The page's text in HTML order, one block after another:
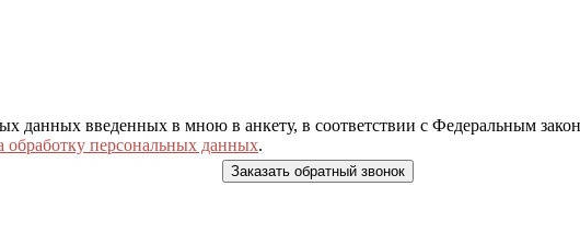
данных введенных в мною в анкету, в соответствии с Федеральным
обработку персональных данных.